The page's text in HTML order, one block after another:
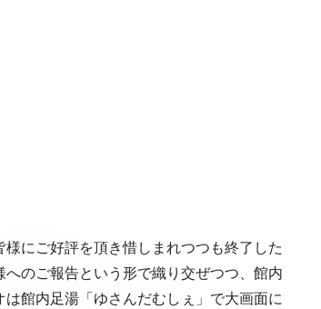
にご好評を頂き惜しまれつつも終了した
のご報告という形で織り交ぜつつ、館内
館内足湯「ゆさんだむしぇ」で大画面に